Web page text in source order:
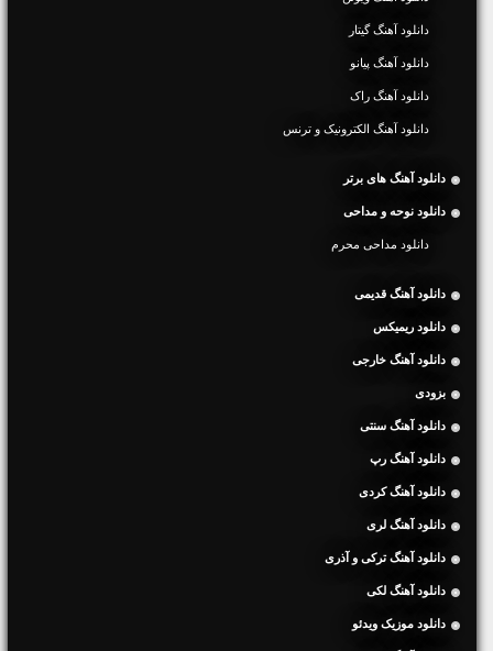
دانلود آهنگ گیتار
دانلود آهنگ پیانو
دانلود آهنگ راک
دانلود آهنگ الکترونیک و ترنس
دانلود آهنگ های برتر
دانلود نوحه و مداحی
دانلود مداحی محرم
دانلود آهنگ قدیمی
دانلود ریمیکس
دانلود آهنگ خارجی
بزودی
دانلود آهنگ سنتی
دانلود آهنگ رپ
دانلود آهنگ کردی
دانلود آهنگ لری
دانلود آهنگ ترکی و آذری
دانلود آهنگ لکی
دانلود موزیک ویدئو